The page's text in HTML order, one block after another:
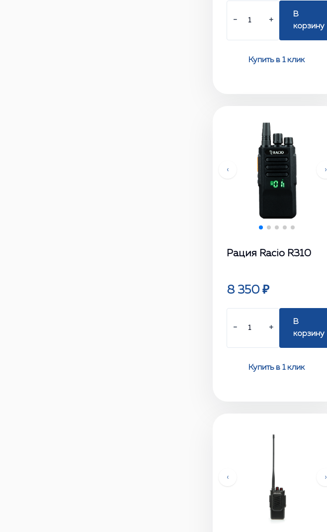
− +
В
корзину
Купить в 1 клик
‹ ›
Рация Racio R310
8 350 ₽
− +
В
корзину
Купить в 1 клик
‹ ›